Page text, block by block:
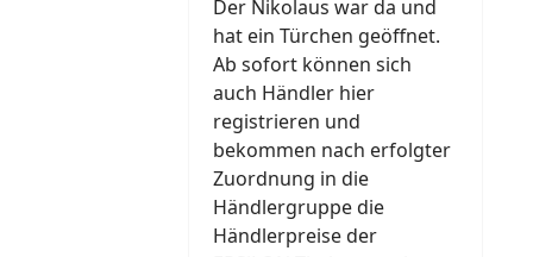
Der Nikolaus war da und
hat ein Türchen geöffnet.
Ab sofort können sich
auch Händler hier
registrieren und
bekommen nach erfolgter
Zuordnung in die
Händlergruppe die
Händlerpreise der